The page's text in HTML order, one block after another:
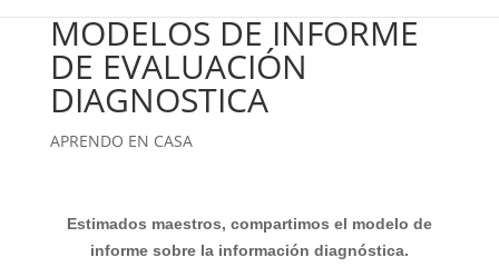
MODELOS DE INFORME
DE EVALUACIÓN
DIAGNOSTICA
APRENDO EN CASA
Estimados maestros, compartimos el modelo de
informe sobre la información diagnóstica.